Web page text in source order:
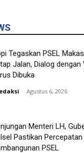
Tegaskan PSEL
Jalan, Dialog dengan
Dibuka
- Agustus 6, 2026
Menteri LH,
Pastikan Percepatan
PSEL